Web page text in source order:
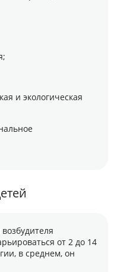
и экологическая
от 2 до 14
в среднем, он